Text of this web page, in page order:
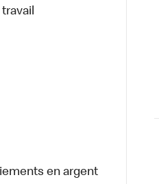
en argent